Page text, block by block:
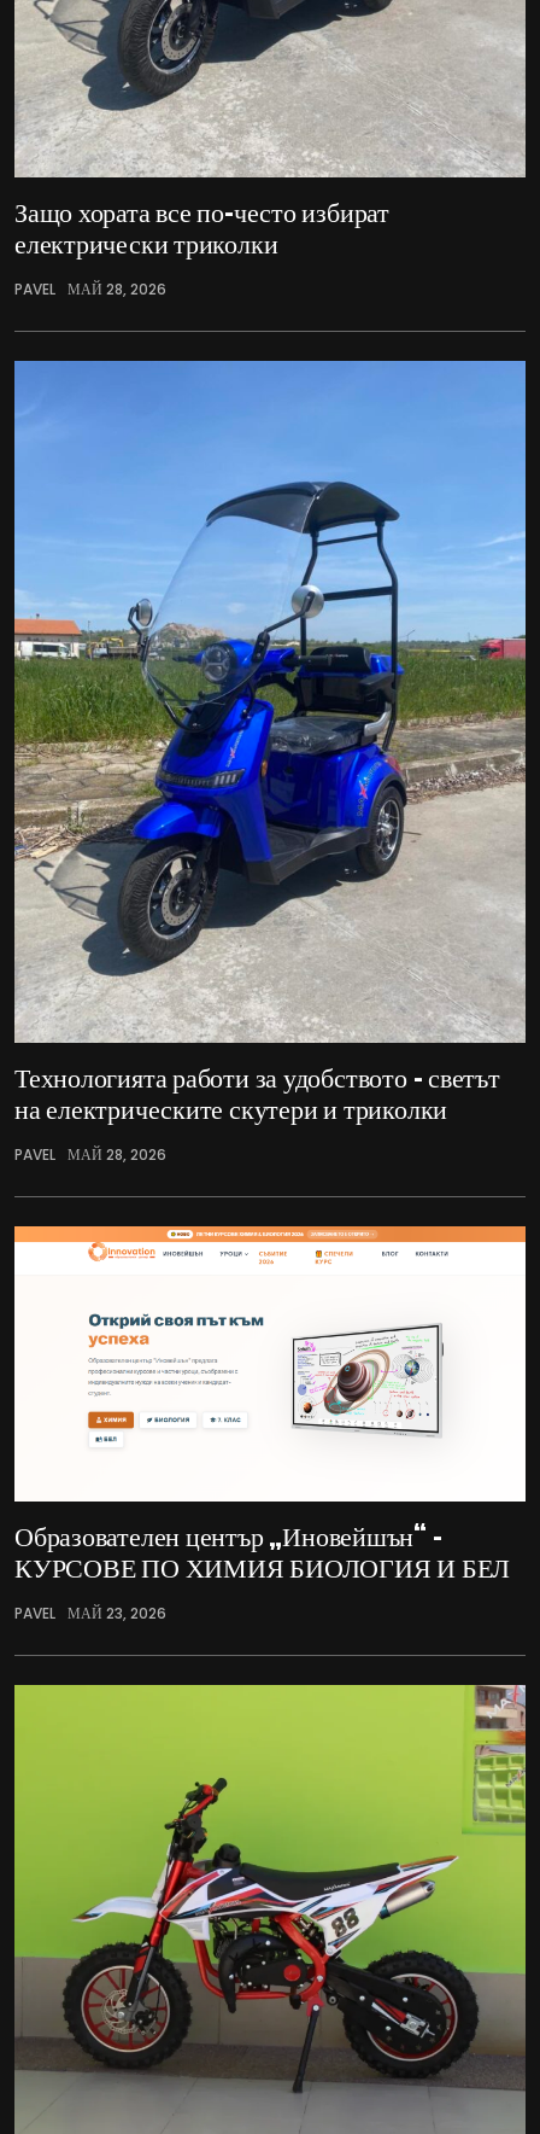
Защо хората все по-често избират
електрически триколки
PAVEL МАЙ 28, 2026
Технологията работи за удобството – светът
на електрическите скутери и триколки
PAVEL МАЙ 28, 2026
Образователен център „Иновейшън“ –
КУРСОВЕ ПО ХИМИЯ БИОЛОГИЯ И БЕЛ
PAVEL МАЙ 23, 2026